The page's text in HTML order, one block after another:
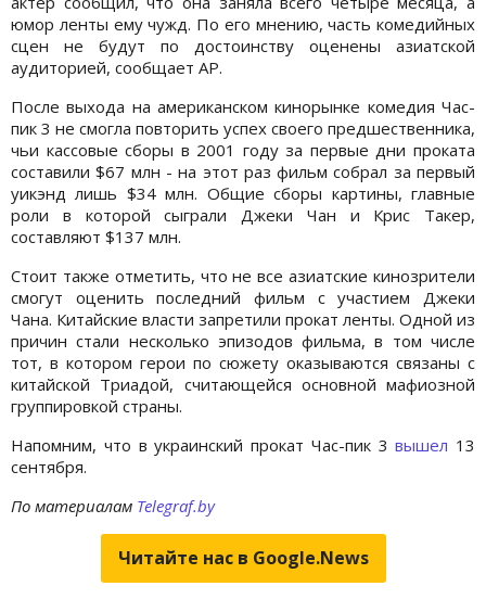
юмор ленты ему чужд. По его мнению, часть комедийных
сцен не будут по достоинству оценены азиатской
аудиторией, сообщает AP.
После выхода на американском кинорынке комедия Час-
пик 3 не смогла повторить успех своего предшественника,
чьи кассовые сборы в 2001 году за первые дни проката
составили $67 млн - на этот раз фильм собрал за первый
уикэнд лишь $34 млн. Общие сборы картины, главные
роли в которой сыграли Джеки Чан и Крис Такер,
составляют $137 млн.
Стоит также отметить, что не все азиатские кинозрители
смогут оценить последний фильм с участием Джеки
Чана. Китайские власти запретили прокат ленты. Одной из
причин стали несколько эпизодов фильма, в том числе
тот, в котором герои по сюжету оказываются связаны с
китайской Триадой, считающейся основной мафиозной
группировкой страны.
Напомним, что в украинский прокат Час-пик 3вышел 13
сентября.
По материалам Telegraf.by
Читайте нас в Google.News